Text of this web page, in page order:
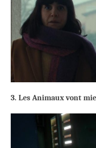
3. Les Animaux vont